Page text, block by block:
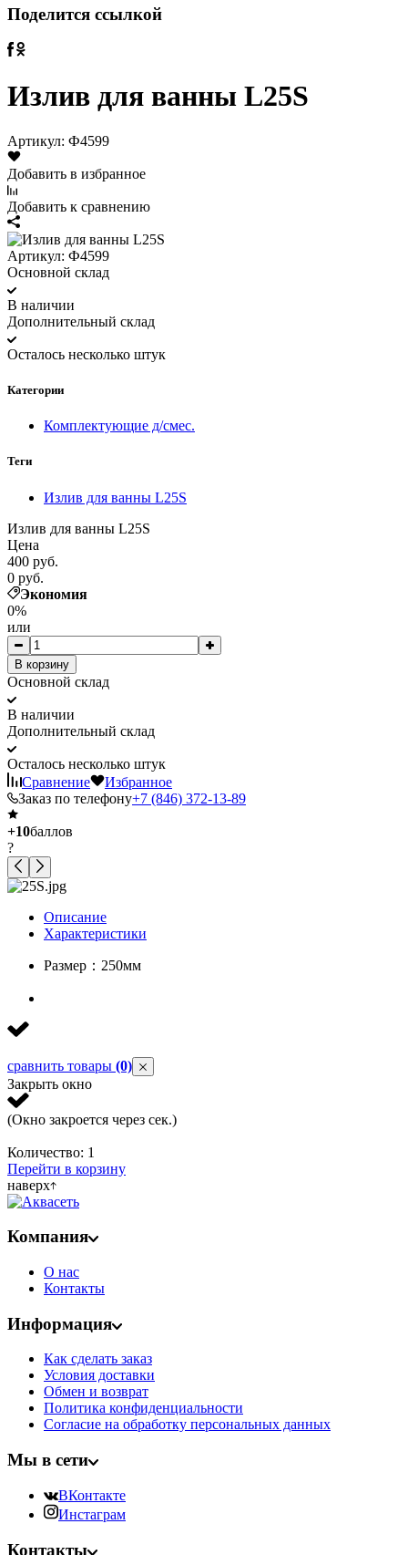
Поделится ссылкой
Излив для ванны L25S
Артикул: Ф4599
Добавить в избранное
Добавить к сравнению
Артикул: Ф4599
Основной склад
В наличии
Дополнительный склад
Осталось несколько штук
Категории
Комплектующие д/смес.
Теги
Излив для ванны L25S
Излив для ванны L25S
Цена
400 руб.
0 руб.
Экономия
0%
или
В корзину
Основной склад
В наличии
Дополнительный склад
Осталось несколько штук
Сравнение
Избранное
Заказ по телефону+7 (846) 372-13-89
+10баллов
?
Описание
Характеристики
Размер：250мм
сравнить товары (0)
Закрыть окно
(Окно закроется через сек.)
Количество: 1
Перейти в корзину
наверх
Компания
О нас
Контакты
Информация
Как сделать заказ
Условия доставки
Обмен и возврат
Политика конфиденциальности
Согласие на обработку персональных данных
Мы в сети
ВКонтакте
Инстаграм
Контакты